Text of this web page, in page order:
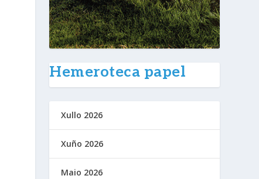
Hemeroteca papel
Xullo 2026
Xuño 2026
Maio 2026